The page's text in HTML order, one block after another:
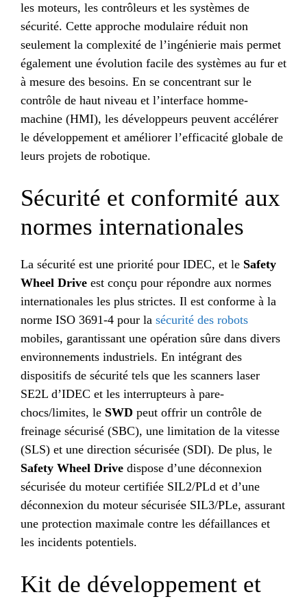
les moteurs, les contrôleurs et les systèmes de
sécurité. Cette approche modulaire réduit non
seulement la complexité de l’ingénierie mais permet
également une évolution facile des systèmes au fur et
à mesure des besoins. En se concentrant sur le
contrôle de haut niveau et l’interface homme-
machine (HMI), les développeurs peuvent accélérer
le développement et améliorer l’efficacité globale de
leurs projets de robotique.
Sécurité et conformité aux
normes internationales
La sécurité est une priorité pour IDEC, et le Safety
Wheel Drive est conçu pour répondre aux normes
internationales les plus strictes. Il est conforme à la
norme ISO 3691-4 pour la sécurité des robots
mobiles, garantissant une opération sûre dans divers
environnements industriels. En intégrant des
dispositifs de sécurité tels que les scanners laser
SE2L d’IDEC et les interrupteurs à pare-
chocs/limites, le SWD peut offrir un contrôle de
freinage sécurisé (SBC), une limitation de la vitesse
(SLS) et une direction sécurisée (SDI). De plus, le
Safety Wheel Drive dispose d’une déconnexion
sécurisée du moteur certifiée SIL2/PLd et d’une
déconnexion du moteur sécurisée SIL3/PLe, assurant
une protection maximale contre les défaillances et
les incidents potentiels.
Kit de développement et